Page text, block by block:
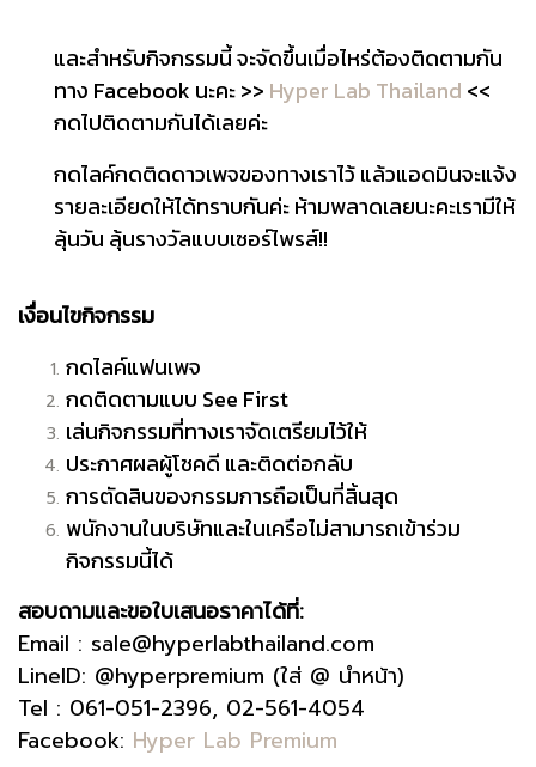
และสำหรับกิจกรรมนี้ จะจัดขึ้นเมื่อไหร่ต้องติดตามกัน
ทาง Facebook นะคะ >> Hyper Lab Thailand <<
กดไปติดตามกันได้เลยค่ะ
กดไลค์กดติดดาวเพจของทางเราไว้ แล้วแอดมินจะแจ้ง
รายละเอียดให้ได้ทราบกันค่ะ ห้ามพลาดเลยนะคะเรามีให้
ลุ้นวัน ลุ้นรางวัลแบบเซอร์ไพรส์!!
เงื่อนไขกิจกรรม
กดไลค์แฟนเพจ
กดติดตามแบบ See First
เล่นกิจกรรมที่ทางเราจัดเตรียมไว้ให้
ประกาศผลผู้โชคดี และติดต่อกลับ
การตัดสินของกรรมการถือเป็นที่สิ้นสุด
พนักงานในบริษัทและในเครือไม่สามารถเข้าร่วม
กิจกรรมนี้ได้
สอบถามและขอใบเสนอราคาได้ที่:
Email : sale@hyperlabthailand.com
LineID: @hyperpremium (ใส่ @ นำหน้า)
Tel : 061-051-2396, 02-561-4054
Facebook: Hyper Lab Premium